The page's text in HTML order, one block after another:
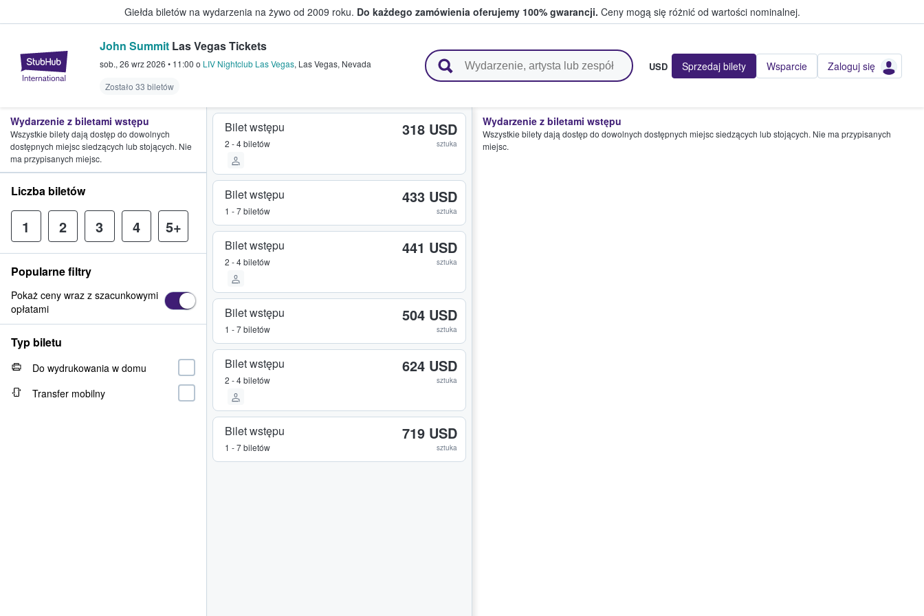
Giełda biletów na wydarzenia na żywo od 2009 roku. Do każdego zamówienia oferujemy 100% gwarancji. Ceny mogą się różnić od wartości nominalnej.
StubHub — miejsce, w którym fani i kibice kupują i sprzedają bilety
John Summit Las Vegas Tickets
sob., 26 wrz 2026 • 11:00 o LIV Nightclub Las Vegas, Las Vegas, Nevada
Zostało 33 biletów
USD Sprzedaj bilety Wsparcie Zaloguj się
Bilet wstępu
2 - 4 biletów
318 USD
sztuka
Bilet wstępu
1 - 7 biletów
433 USD
sztuka
Bilet wstępu
2 - 4 biletów
441 USD
sztuka
Bilet wstępu
1 - 7 biletów
504 USD
sztuka
Bilet wstępu
2 - 4 biletów
624 USD
sztuka
Bilet wstępu
1 - 7 biletów
719 USD
sztuka
Wydarzenie z biletami wstępu
Wszystkie bilety dają dostęp do dowolnych dostępnych miejsc siedzących lub stojących. Nie ma przypisanych
miejsc.
Wydarzenie z biletami wstępu
Wszystkie bilety dają dostęp do dowolnych
dostępnych miejsc siedzących lub stojących. Nie
ma przypisanych miejsc.
Liczba biletów
1 2 3 4 5+
Popularne filtry
Pokaż ceny wraz z szacunkowymi
opłatami
Typ biletu
Do wydrukowania w domu
Transfer mobilny